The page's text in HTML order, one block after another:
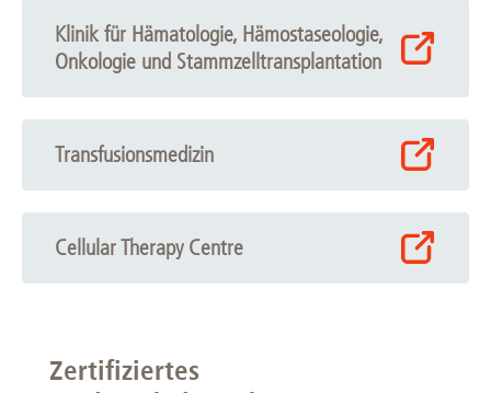
Klinik für Hämatologie, Hämostaseologie,
Onkologie und Stammzelltransplantation
Transfusionsmedizin
Cellular Therapy Centre
Zertifiziertes